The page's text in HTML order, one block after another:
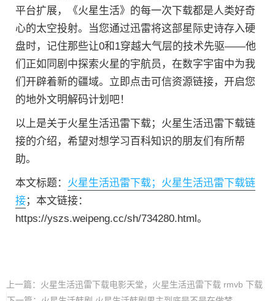
平台扩展，《火星生活》的每一次下载都是人类好奇
心的太空投射。当您通过迅雷将这部星际史诗存入硬
盘时，记住那些让0和1穿越大气层的技术先驱——他
们正如同剧中探索火星的宇航员，在数字宇宙中为我
们开辟着新的疆域。立即点击可信资源链接，开启您
的地外文明解码计划吧！
以上是关于火星生活迅雷下载；火星生活迅雷下载链
接的介绍，希望对想学习百科知识的朋友们有所帮
助。
本文标题： 火星生活迅雷下载；火星生活迅雷下载链
接；本文链接：
https://yszs.weipeng.cc/sh/734280.html。
上一篇： 火星生活迅雷下载电影天堂，火星生活迅雷下载 rmvb 下载